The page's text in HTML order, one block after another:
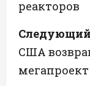
г
а
реакторов
США